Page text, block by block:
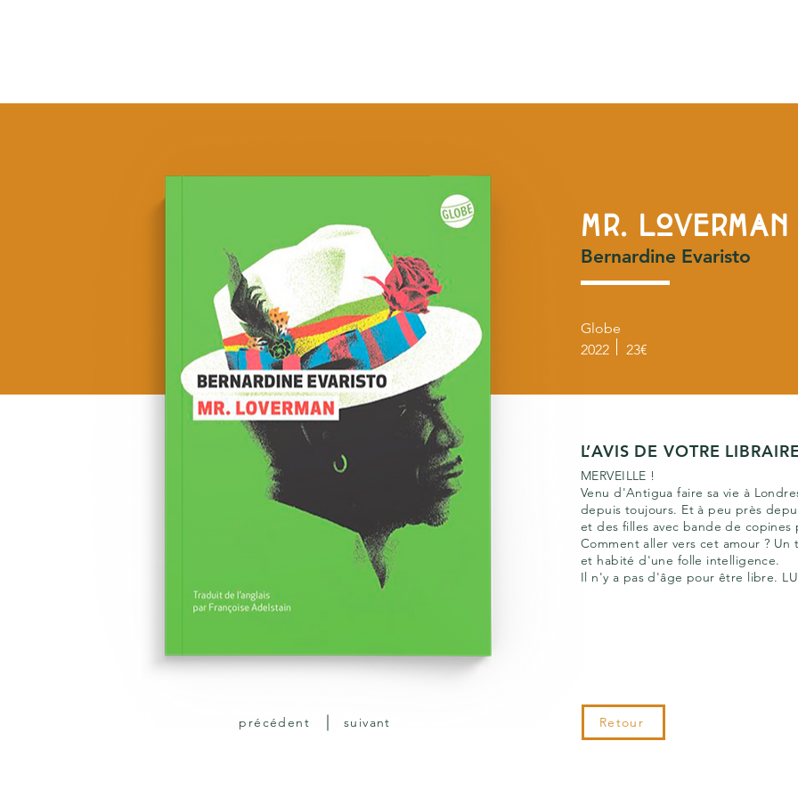
MR. LOVERMAN
Bernardine Evaristo
Globe
2022
23€
L’AVIS DE VOTRE
MERVEILLE !
Venu d'Antigua faire sa vie à
depuis toujours. Et à peu près
et des filles avec bande de copines
Comment aller vers cet amour ?
et habité d'une folle intelligence.
Il n'y a pas d'âge pour être libre.
Retour
précédent suivant